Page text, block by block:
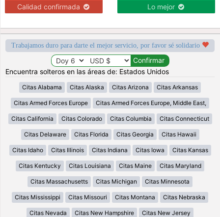
Calidad confirmada Lo mejor
Trabajamos duro para darte el mejor servicio, por favor sé solidario
Encuentra solteros en las áreas de: Estados Unidos
Citas Alabama Citas Alaska Citas Arizona Citas Arkansas
Citas Armed Forces Europe Citas Armed Forces Europe, Middle East,
Citas California Citas Colorado Citas Columbia Citas Connecticut
Citas Delaware Citas Florida Citas Georgia Citas Hawaii
Citas Idaho Citas Illinois Citas Indiana Citas Iowa Citas Kansas
Citas Kentucky Citas Louisiana Citas Maine Citas Maryland
Citas Massachusetts Citas Michigan Citas Minnesota
Citas Mississippi Citas Missouri Citas Montana Citas Nebraska
Citas Nevada Citas New Hampshire Citas New Jersey